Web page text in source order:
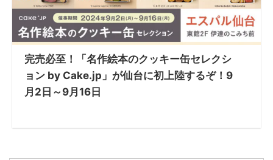
完売必至！「名作絵本のクッキー缶セレクシ
ョン by Cake.jp」が仙台に初上陸するぞ！9
月2日～9月16日